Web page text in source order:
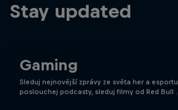
Stay updated
Gaming
Sleduj nejnovější zprávy ze světa her a esportu,
poslouchej podcasty, sleduj filmy od Red Bull …